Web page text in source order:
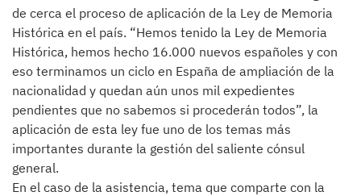
de cerca el proceso de aplicación de la Ley de Memoria
Histórica en el país. “Hemos tenido la Ley de Memoria
Histórica, hemos hecho 16.000 nuevos españoles y con
eso terminamos un ciclo en España de ampliación de la
nacionalidad y quedan aún unos mil expedientes
pendientes que no sabemos si procederán todos”, la
aplicación de esta ley fue uno de los temas más
importantes durante la gestión del saliente cónsul
general.
En el caso de la asistencia, tema que comparte con la